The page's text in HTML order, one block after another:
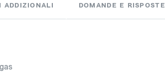
ADDIZIONALI DOMANDE E RISPOSTE